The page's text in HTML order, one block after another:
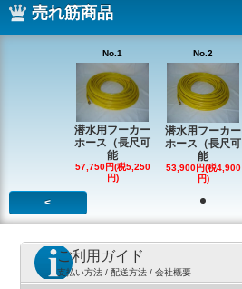
売れ筋商品
No.1
潜水用フーカー
ホース（長尺可
能
57,750円(税5,250
円)
No.2
潜水用フーカー
ホース（長尺可
能
53,900円(税4,900
円)
<
ご利用ガイド
支払い方法 / 配送方法 / 会社概要